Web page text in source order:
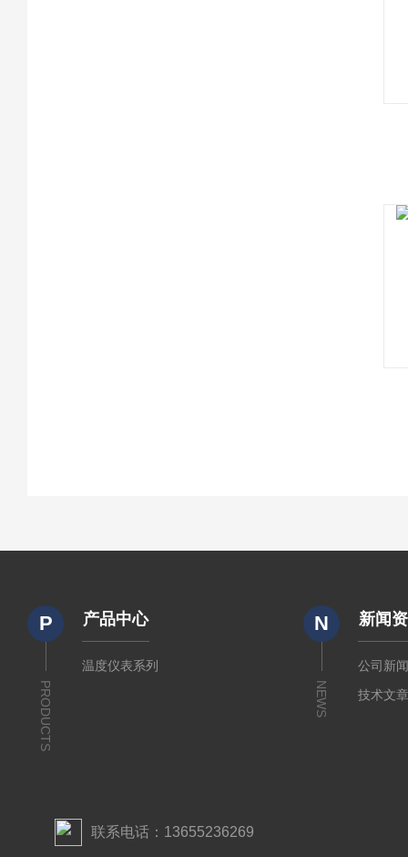
P
PRODUCTS
产品中心
温度仪表系列
N
NEWS
新闻
公司新闻
技术文章
联系电话：13655236269